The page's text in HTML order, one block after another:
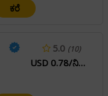
ಕರೆ
5.0 (10)
USD 0.78/ನಿಮಿಷ